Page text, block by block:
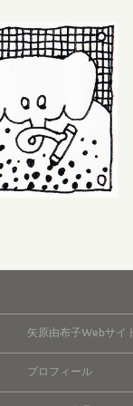
矢原由布子Webサイ
プロフィール